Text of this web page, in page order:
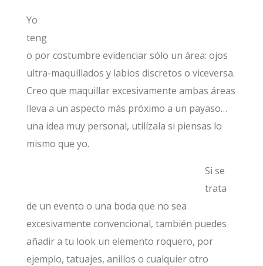
Yo
teng
o por costumbre evidenciar sólo un área: ojos
ultra-maquillados y labios discretos o viceversa.
Creo que maquillar excesivamente ambas áreas
lleva a un aspecto más próximo a un payaso…
una idea muy personal, utilízala si piensas lo
mismo que yo.
Si se
trata
de un evento o una boda que no sea
excesivamente convencional, también puedes
añadir a tu look un elemento roquero, por
ejemplo, tatuajes, anillos o cualquier otro